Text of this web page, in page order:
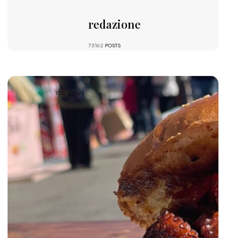
redazione
75162 POSTS
1233 VIEWS